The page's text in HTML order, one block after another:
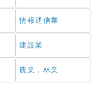
情報通信業
建設業
農業，林業